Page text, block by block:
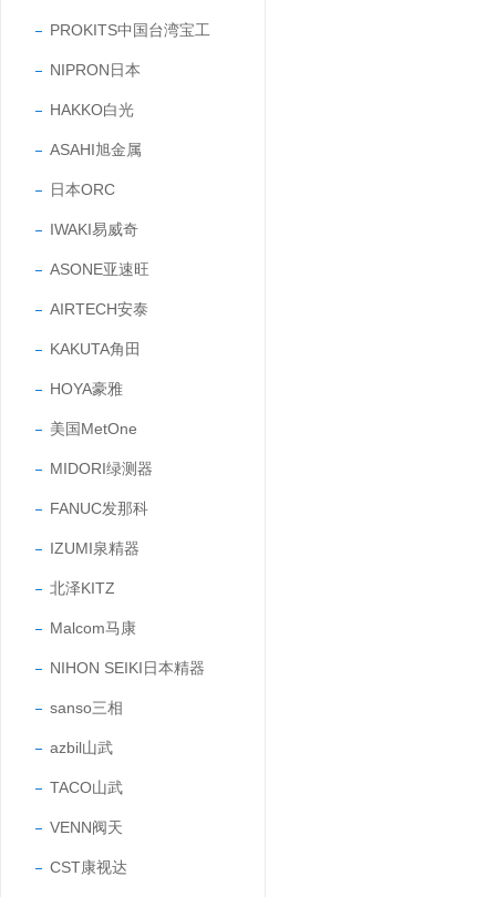
PROKITS中国台湾宝工
NIPRON日本
HAKKO白光
ASAHI旭金属
日本ORC
IWAKI易威奇
ASONE亚速旺
AIRTECH安泰
KAKUTA角田
HOYA豪雅
美国MetOne
MIDORI绿测器
FANUC发那科
IZUMI泉精器
北泽KITZ
Malcom马康
NIHON SEIKI日本精器
sanso三相
azbil山武
TACO山武
VENN阀天
CST康视达